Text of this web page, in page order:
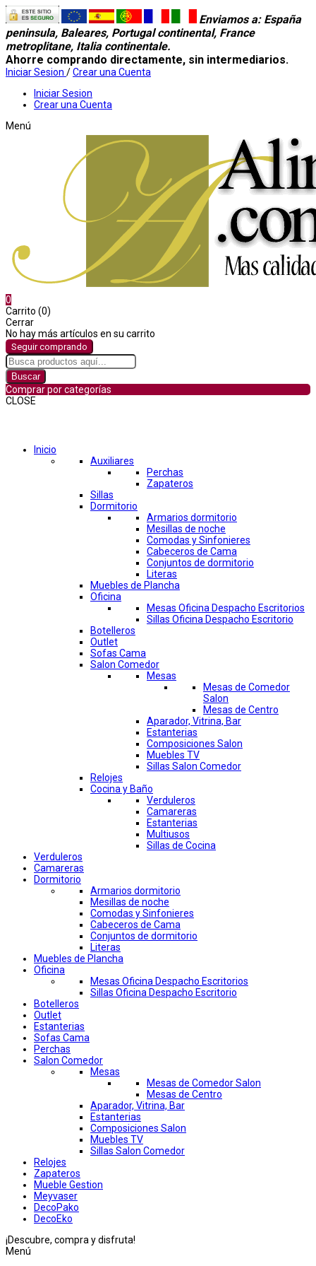
Enviamos a: España
peninsula, Baleares, Portugal continental, France
metroplitane, Italia continentale.
Ahorre comprando directamente, sin intermediarios.
Iniciar Sesion /Crear una Cuenta
Iniciar Sesion
Crear una Cuenta
Menú
0
Carrito (0)
Cerrar
No hay más artículos en su carrito
Seguir comprando
Buscar
Comprar por categorías
CLOSE
Inicio
Auxiliares
Perchas
Zapateros
Sillas
Dormitorio
Armarios dormitorio
Mesillas de noche
Comodas y Sinfonieres
Cabeceros de Cama
Conjuntos de dormitorio
Literas
Muebles de Plancha
Oficina
Mesas Oficina Despacho Escritorios
Sillas Oficina Despacho Escritorio
Botelleros
Outlet
Sofas Cama
Salon Comedor
Mesas
Mesas de Comedor
Salon
Mesas de Centro
Aparador, Vitrina, Bar
Estanterias
Composiciones Salon
Muebles TV
Sillas Salon Comedor
Relojes
Cocina y Baño
Verduleros
Camareras
Estanterias
Multiusos
Sillas de Cocina
Verduleros
Camareras
Dormitorio
Armarios dormitorio
Mesillas de noche
Comodas y Sinfonieres
Cabeceros de Cama
Conjuntos de dormitorio
Literas
Muebles de Plancha
Oficina
Mesas Oficina Despacho Escritorios
Sillas Oficina Despacho Escritorio
Botelleros
Outlet
Estanterias
Sofas Cama
Perchas
Salon Comedor
Mesas
Mesas de Comedor Salon
Mesas de Centro
Aparador, Vitrina, Bar
Estanterias
Composiciones Salon
Muebles TV
Sillas Salon Comedor
Relojes
Zapateros
Mueble Gestion
Meyvaser
DecoPako
DecoEko
¡Descubre, compra y disfruta!
Menú